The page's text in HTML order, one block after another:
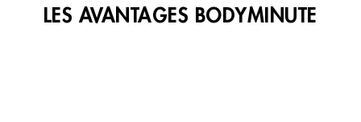
LES AVANTAGES BODYMINUTE